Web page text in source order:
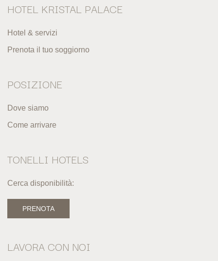
HOTEL KRISTAL PALACE
Hotel & servizi
Prenota il tuo soggiorno
POSIZIONE
Dove siamo
Come arrivare
TONELLI HOTELS
Cerca disponibilità:
PRENOTA
LAVORA CON NOI